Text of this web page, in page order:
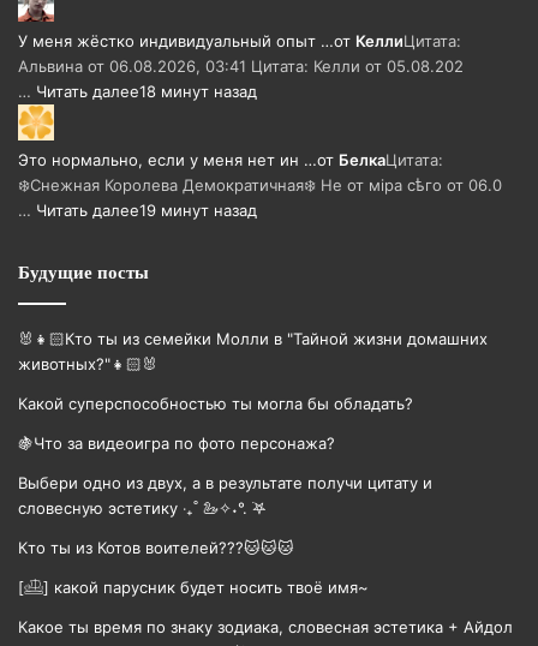
У меня жёстко индивидуальный опыт …от КеллиЦитата:
Альвина от 06.08.2026, 03:41 Цитата: Келли от 05.08.202
… Читать далее18 минут назад
Это нормально, если у меня нет ин …от БелкаЦитата:
❄️Снежная Королева Демократичная❄️ Не от мiра сѣго от 06.0
… Читать далее19 минут назад
Будущие посты
🐰👧🏻Кто ты из семейки Молли в "Тайной жизни домашних
животных?"👧🏻🐰
Какой суперспособностью ты могла бы обладать?
🍇Что за видеоигра по фото персонажа?
Выбери одно из двух, а в результате получи цитату и
словесную эстетику ‧₊˚ 🦢✧˖°. ࣪𖤐
Кто ты из Котов воителей???🐱🐱🐱
[𓊝] какой парусник будет носить твоë имя~
Какое ты время по знаку зодиака, словесная эстетика + Айдол